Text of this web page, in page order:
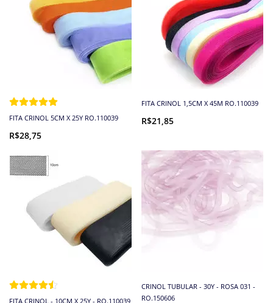
FITA CRINOL 5CM X 25Y RO.110039
R$28,75
FITA CRINOL 1,5CM X 45M RO.110039
R$21,85
FITA CRINOL - 10CM X 25Y - RO.110039
CRINOL TUBULAR - 30Y - ROSA 031 -
RO.150606